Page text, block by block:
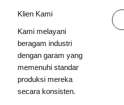
Klien Kami
Kami melayani
beragam industri
dengan garam yang
memenuhi standar
produksi mereka
secara konsisten.